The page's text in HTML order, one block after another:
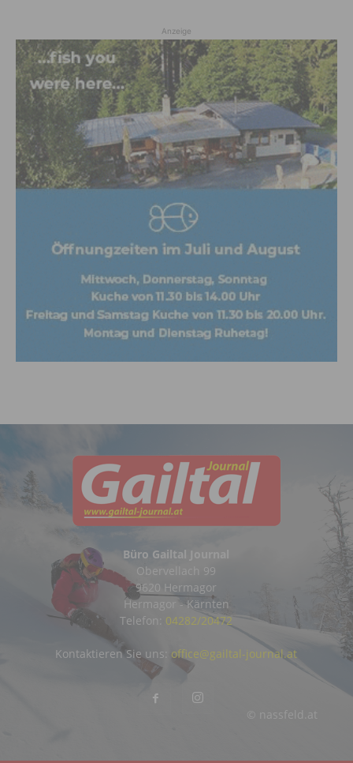
Anzeige
Büro Gailtal Journal
Obervellach 99
9620 Hermagor
Hermagor - Kärnten
Telefon: 04282/20472
© nassfeld.at
Kontaktieren Sie uns: office@gailtal-journal.at